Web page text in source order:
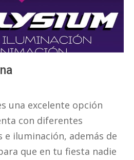
una excelente opción
con diferentes
e iluminación, además de
que en tu fiesta nadie